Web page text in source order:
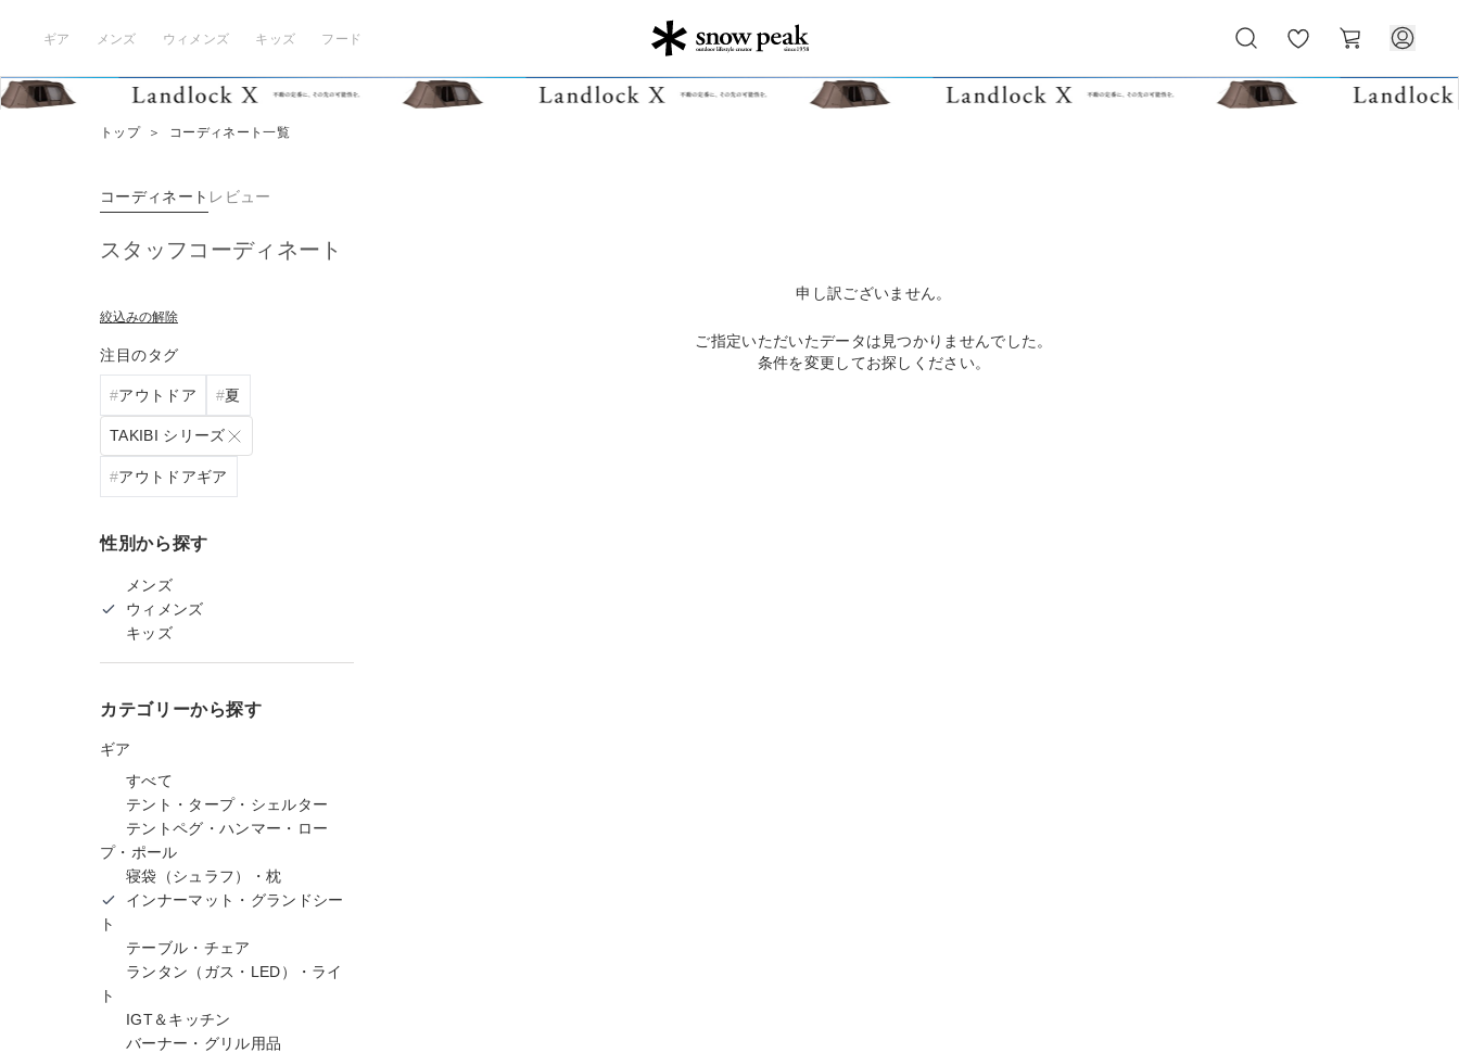
ギア メンズ ウィメンズ キッズ フード
気
に
ー
ト
トップ ＞ コーディネート一覧
コーディネート レビュー
スタッフコーディネート
絞込みの解除
注目のタグ
アウトドア 夏
TAKIBI シリーズ
アウトドアギア
性別から探す
メンズ
ウィメンズ
キッズ
カテゴリーから探す
ギア
すべて
テント・タープ・シェルター
テントペグ・ハンマー・ロー
プ・ポール
寝袋（シュラフ）・枕
インナーマット・グランドシー
ト
テーブル・チェア
ランタン（ガス・LED）・ライ
ト
IGT＆キッチン
バーナー・グリル用品
申し訳ございません。
ご指定いただいたデータは見つかりませんでした。
条件を変更してお探しください。